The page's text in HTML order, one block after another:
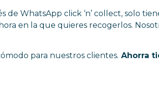
de WhatsApp click ‘n’ collect, solo
en la que quieres recogerlos.
para nuestros clientes. Ahorra